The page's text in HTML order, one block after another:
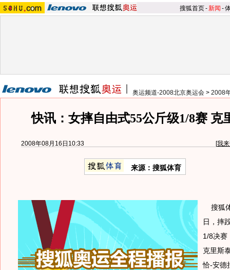
搜狐首页-新闻 -
奥运频道-2008北京奥运会 > 2008
快讯：女摔自由式55公斤级1/8赛 克
2008年08月16日10:33 [我
来源：搜狐体育
搜狐
日，摔
1/8决赛
克里斯
恰-安德